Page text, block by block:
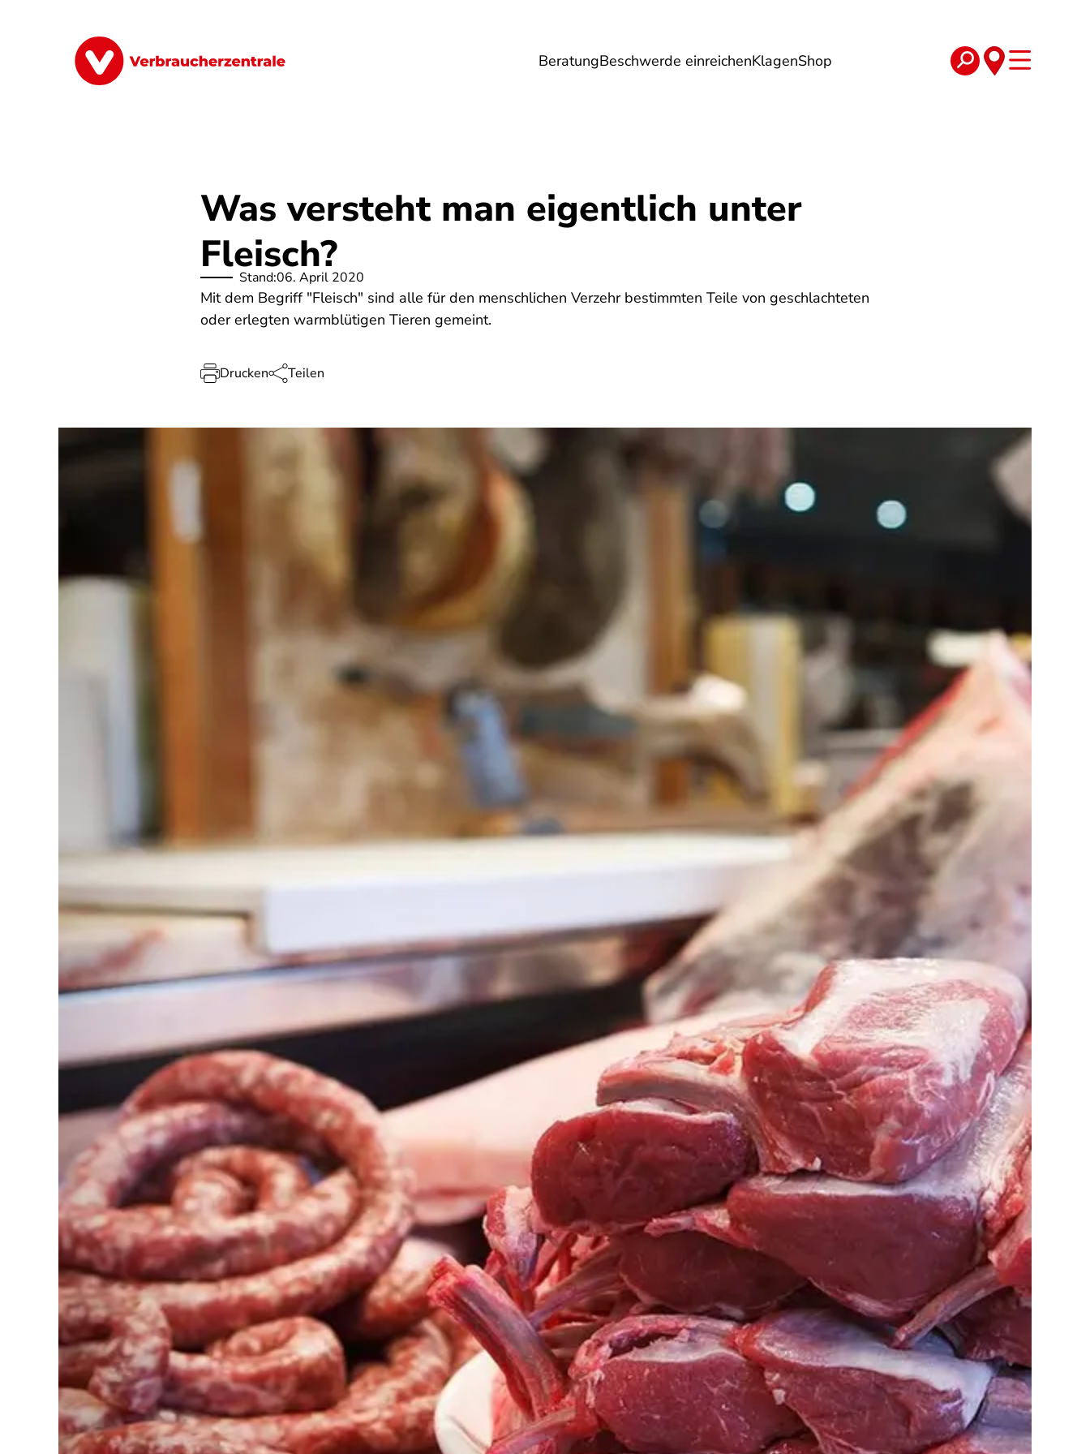
BeratungBeschwerde einreichenKlagenShop
Finanzen Digitales Lebensmittel Gesundheit Energie Reise Verträge
Was versteht man eigentlich unter
Fleisch?
Stand:06. April 2020
Mit dem Begriff "Fleisch" sind alle für den menschlichen Verzehr bestimmten Teile von geschlachteten
oder erlegten warmblütigen Tieren gemeint.
Drucken Teilen